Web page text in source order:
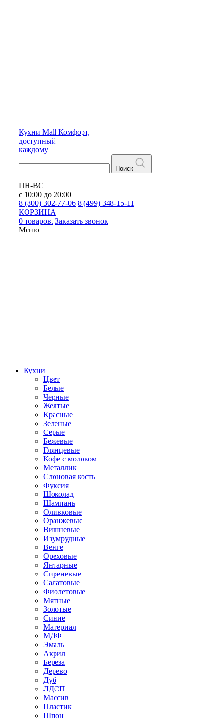
Кухни Mall Комфорт,
доступный
каждому
Поиск
ПН-ВС
с 10:00 до 20:00
8 (800) 302-77-06 8 (499) 348-15-11
КОРЗИНА
0 товаров. Заказать звонок
Меню
Кухни
Цвет
Белые
Черные
Желтые
Красные
Зеленые
Серые
Бежевые
Глянцевые
Кофе с молоком
Металлик
Слоновая кость
Фуксия
Шоколад
Шампань
Оливковые
Оранжевые
Вишневые
Изумрудные
Венге
Ореховые
Янтарные
Сиреневые
Салатовые
Фиолетовые
Мятные
Золотые
Синие
Материал
МДФ
Эмаль
Акрил
Береза
Дерево
Дуб
ЛДСП
Массив
Пластик
Шпон